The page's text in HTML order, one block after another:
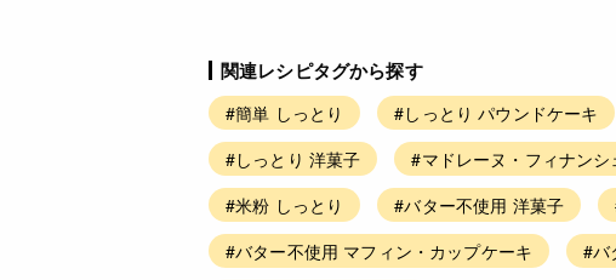
関連レシピタグから探す
#簡単 しっとり #しっとり パウンドケーキ
#しっとり 洋菓子
#マドレーヌ・フィナンシ
#米粉 しっとり
#バター不使用 洋菓子
#バター不使用 マフィン・カップケーキ
#バ